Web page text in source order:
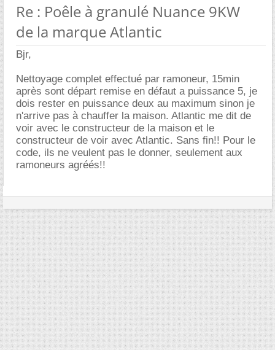
Re : Poêle à granulé Nuance 9KW
de la marque Atlantic
Bjr,
Nettoyage complet effectué par ramoneur, 15min
après sont départ remise en défaut a puissance 5, je
dois rester en puissance deux au maximum sinon je
n'arrive pas à chauffer la maison. Atlantic me dit de
voir avec le constructeur de la maison et le
constructeur de voir avec Atlantic. Sans fin!! Pour le
code, ils ne veulent pas le donner, seulement aux
ramoneurs agréés!!